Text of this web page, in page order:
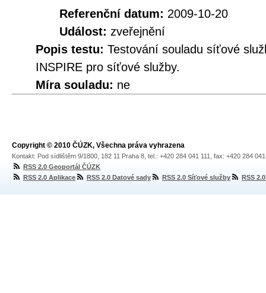
Referenční datum: 2009-10-20
Událost: zveřejnění
Popis testu: Testování souladu síťové
INSPIRE pro síťové služby.
Míra souladu: ne
Copyright © 2010 ČÚZK, Všechna práva vyhrazena
Kontakt: Pod sídlištěm 9/1800, 182 11 Praha 8, tel.: +420 284 041 111, fax: +420 284
RSS 2.0 Geoportál ČÚZK
RSS 2.0 Aplikace
RSS 2.0 Datové sady RSS 2.0 Síťové služby RSS